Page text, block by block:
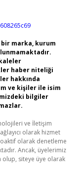
marka, kurum
haber niteliği
hakkında
ve kişiler ile isim
bilgiler
ve İletişim
olarak hizmet
olarak denetleme
Ancak, üyelerimiz
olup, siteye üye olarak